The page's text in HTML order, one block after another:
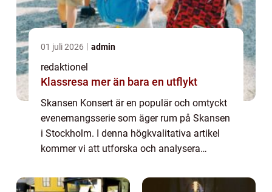
01 juli 2026 admin
redaktionel
Klassresa mer än bara en utflykt
Skansen Konsert är en populär och omtyckt
evenemangsserie som äger rum på Skansen
i Stockholm. I denna högkvalitativa artikel
kommer vi att utforska och analysera
översikt, presentation och diskussion kring